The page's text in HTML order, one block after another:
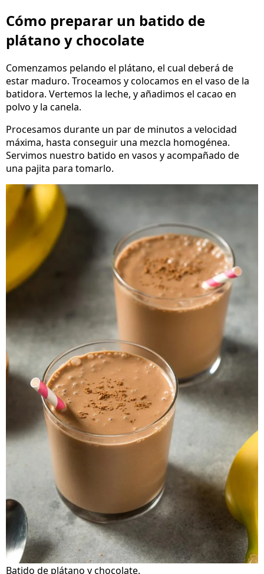
Cómo preparar un batido de
plátano y chocolate
Comenzamos pelando el plátano, el cual deberá de
estar maduro. Troceamos y colocamos en el vaso de la
batidora. Vertemos la leche, y añadimos el cacao en
polvo y la canela.
Procesamos durante un par de minutos a velocidad
máxima, hasta conseguir una mezcla homogénea.
Servimos nuestro batido en vasos y acompañado de
una pajita para tomarlo.
Batido de plátano y chocolate.